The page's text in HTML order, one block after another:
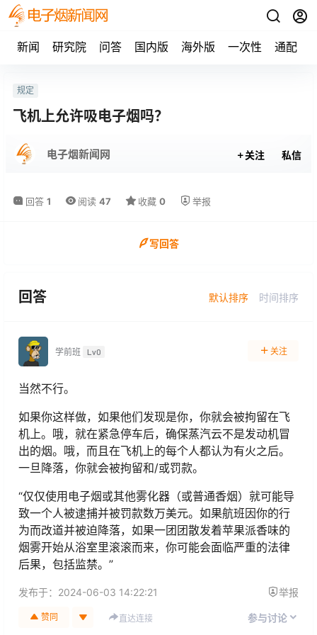
新闻 研究院 问答 国内版 海外版 一次性 通配
规定
飞机上允许吸电子烟吗？
电子烟新闻网 关注 私信
回答 1 阅读 47 收藏 0 举报
写回答
回答 默认排序 时间排序
学前班 Lv0 关注
当然不行。
如果你这样做，如果他们发现是你，你就会被拘留在飞
机上。哦，就在紧急停车后，确保蒸汽云不是发动机冒
出的烟。哦，而且在飞机上的每个人都认为有火之后。
一旦降落，你就会被拘留和/或罚款。
“仅仅使用电子烟或其他雾化器（或普通香烟）就可能导
致一个人被逮捕并被罚款数万美元。如果航班因你的行
为而改道并被迫降落，如果一团团散发着苹果派香味的
烟雾开始从浴室里滚滚而来，你可能会面临严重的法律
后果，包括监禁。”
发布于： 2024-06-03 14:22:21 举报
赞同 直达连接 参与讨论